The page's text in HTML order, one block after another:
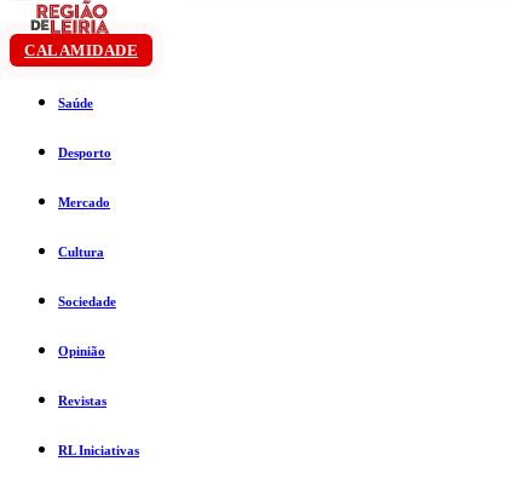
CALAMIDADE
Saúde
Desporto
Mercado
Cultura
Sociedade
Opinião
Revistas
RL Iniciativas